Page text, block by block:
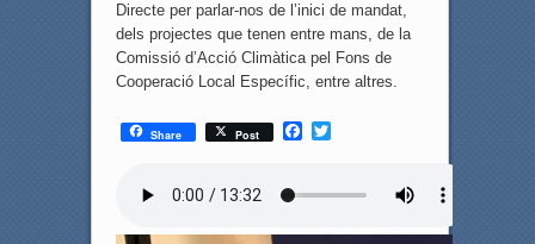
Directe per parlar-nos de l’inici de mandat,
dels projectes que tenen entre mans, de la
Comissió d’Acció Climàtica pel Fons de
Cooperació Local Específic, entre altres.
Share Post
F
T